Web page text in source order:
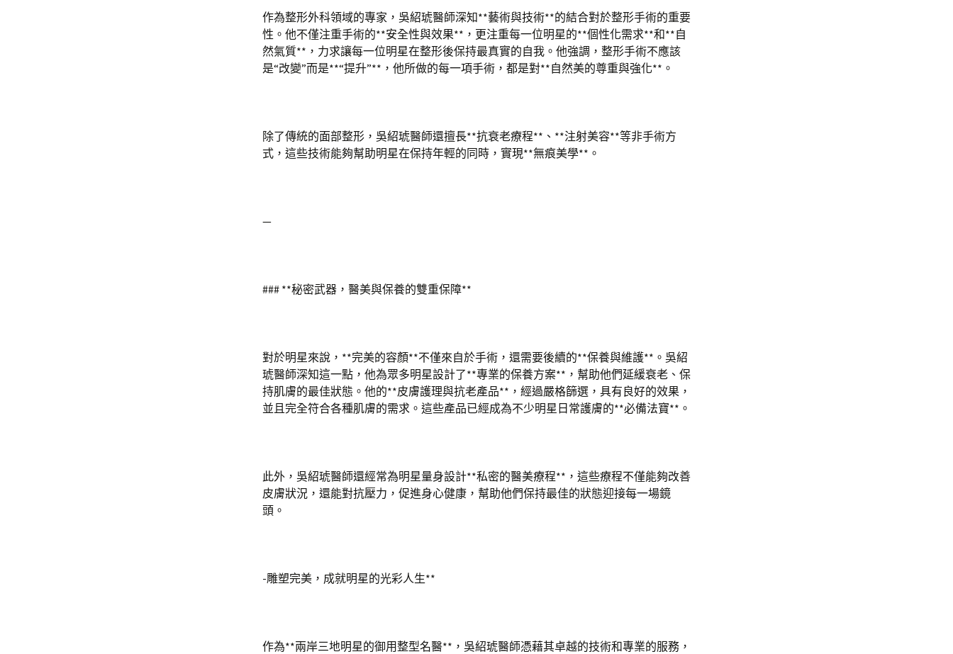
作為整形外科領域的專家，吳紹琥醫師深知**藝術與技術**的結合對於整形手術的重要
性。他不僅注重手術的**安全性與效果**，更注重每一位明星的**個性化需求**和**自
然氣質**，力求讓每一位明星在整形後保持最真實的自我。他強調，整形手術不應該
是“改變”而是**“提升”**，他所做的每一項手術，都是對**自然美的尊重與強化**。
除了傳統的面部整形，吳紹琥醫師還擅長**抗衰老療程**、**注射美容**等非手術方
式，這些技術能夠幫助明星在保持年輕的同時，實現**無痕美學**。
—
### **秘密武器，醫美與保養的雙重保障**
對於明星來說，**完美的容顏**不僅來自於手術，還需要後續的**保養與維護**。吳紹
琥醫師深知這一點，他為眾多明星設計了**專業的保養方案**，幫助他們延緩衰老、保
持肌膚的最佳狀態。他的**皮膚護理與抗老產品**，經過嚴格篩選，具有良好的效果，
並且完全符合各種肌膚的需求。這些產品已經成為不少明星日常護膚的**必備法寶**。
此外，吳紹琥醫師還經常為明星量身設計**私密的醫美療程**，這些療程不僅能夠改善
皮膚狀況，還能對抗壓力，促進身心健康，幫助他們保持最佳的狀態迎接每一場鏡
頭。
-雕塑完美，成就明星的光彩人生**
作為**兩岸三地明星的御用整型名醫**，吳紹琥醫師憑藉其卓越的技術和專業的服務，